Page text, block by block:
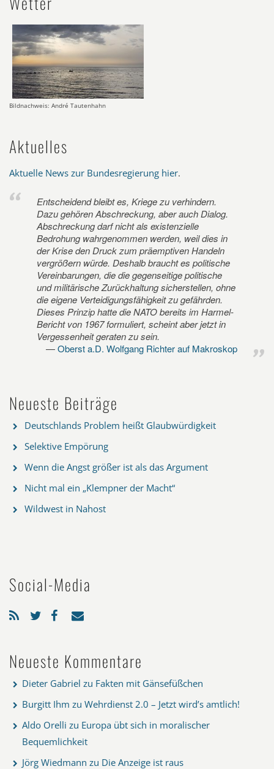
Bildnachweis: André Tautenhahn
Aktuelles
Aktuelle News zur Bundesregierung hier.
Entscheidend bleibt es, Kriege zu verhindern.
Dazu gehören Abschreckung, aber auch Dialog.
Abschreckung darf nicht als existenzielle
Bedrohung wahrgenommen werden, weil dies in
der Krise den Druck zum präemptiven Handeln
vergrößern würde. Deshalb braucht es politische
Vereinbarungen, die die gegenseitige politische
und militärische Zurückhaltung sicherstellen, ohne
die eigene Verteidigungsfähigkeit zu gefährden.
Dieses Prinzip hatte die NATO bereits im Harmel-
Bericht von 1967 formuliert, scheint aber jetzt in
Vergessenheit geraten zu sein.
Oberst a.D. Wolfgang Richter auf Makroskop
Neueste Beiträge
Deutschlands Problem heißt Glaubwürdigkeit
Selektive Empörung
Wenn die Angst größer ist als das Argument
Nicht mal ein „Klempner der Macht“
Wildwest in Nahost
Social-Media
Neueste Kommentare
Dieter Gabriel zu Fakten mit Gänsefüßchen
Burgitt Ihm zu Wehrdienst 2.0 – Jetzt wird’s amtlich!
Aldo Orelli zu Europa übt sich in moralischer
Bequemlichkeit
Jörg Wiedmann zu Die Anzeige ist raus